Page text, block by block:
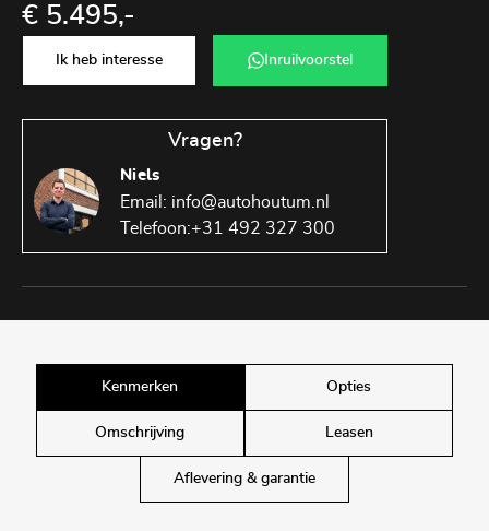
€ 5.495,-
Ik heb interesse Inruilvoorstel
Vragen?
Niels
Email: info@autohoutum.nl
Telefoon:+31 492 327 300
Kenmerken Opties
Omschrijving Leasen
Aflevering & garantie